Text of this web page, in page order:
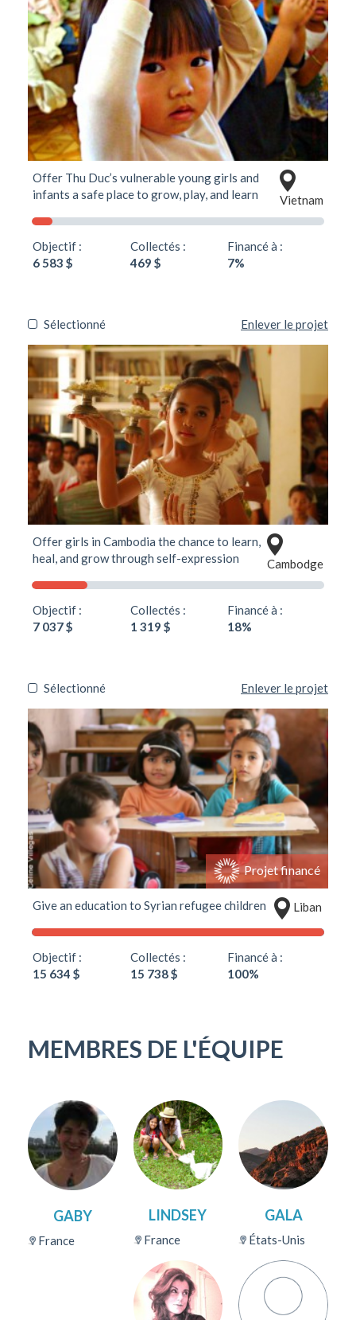
Offer Thu Duc’s vulnerable young girls and
infants a safe place to grow, play, and learn
Vietnam
Objectif :
6 583 $
Collectés :
469 $
Financé à :
7%
Sélectionné Enlever le projet
Offer girls in Cambodia the chance to learn,
heal, and grow through self-expression
Cambodge
Objectif :
7 037 $
Collectés :
1 319 $
Financé à :
18%
Sélectionné Enlever le projet
Projet financé
Give an education to Syrian refugee children Liban
Objectif :
15 634 $
Collectés :
15 738 $
Financé à :
100%
MEMBRES DE L'ÉQUIPE
GABY
France
LINDSEY
France
GALA
États-Unis